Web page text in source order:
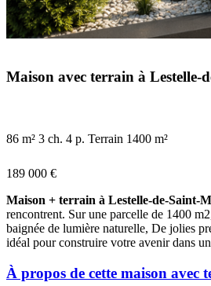
Maison avec terrain à Lestelle-
86 m² 3 ch. 4 p. Terrain 1400 m²
189 000 €
Maison + terrain à Lestelle-de-Saint-
rencontrent. Sur une parcelle de 1400
baignée de lumière naturelle, De jolies
idéal pour construire votre avenir dans
À propos de cette maison